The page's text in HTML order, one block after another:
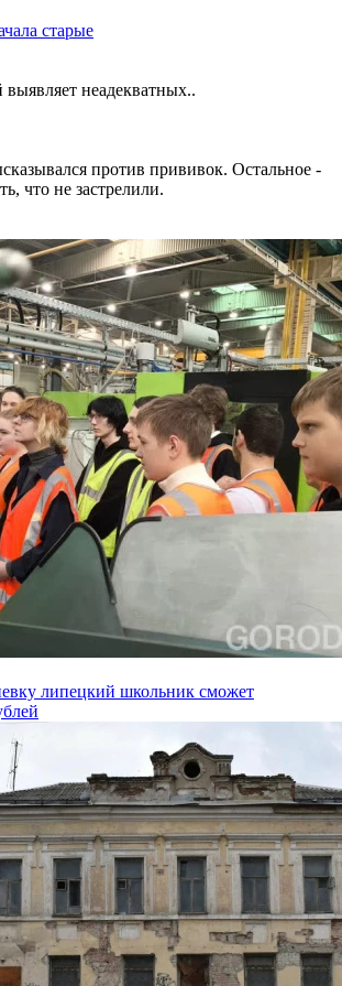
старые
выявляет неадекватных..
против прививок. Остальное -
что не застрелили.
липецкий школьник сможет